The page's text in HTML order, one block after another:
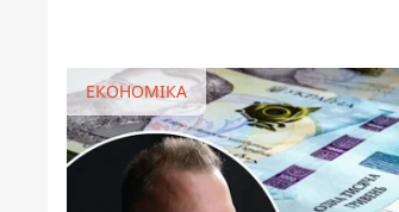
ЕКОНОМІКА